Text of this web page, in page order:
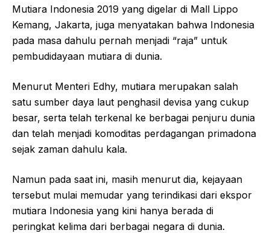
Mutiara Indonesia 2019 yang digelar di Mall Lippo
Kemang, Jakarta, juga menyatakan bahwa Indonesia
pada masa dahulu pernah menjadi “raja” untuk
pembudidayaan mutiara di dunia.
Menurut Menteri Edhy, mutiara merupakan salah
satu sumber daya laut penghasil devisa yang cukup
besar, serta telah terkenal ke berbagai penjuru dunia
dan telah menjadi komoditas perdagangan primadona
sejak zaman dahulu kala.
Namun pada saat ini, masih menurut dia, kejayaan
tersebut mulai memudar yang terindikasi dari ekspor
mutiara Indonesia yang kini hanya berada di
peringkat kelima dari berbagai negara di dunia.